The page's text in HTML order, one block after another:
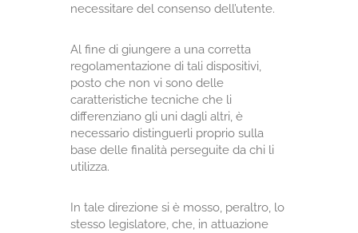
necessitare del consenso dell’utente.
Al fine di giungere a una corretta
regolamentazione di tali dispositivi,
posto che non vi sono delle
caratteristiche tecniche che li
differenziano gli uni dagli altri, è
necessario distinguerli proprio sulla
base delle finalità perseguite da chi li
utilizza.
In tale direzione si è mosso, peraltro, lo
stesso legislatore, che, in attuazione